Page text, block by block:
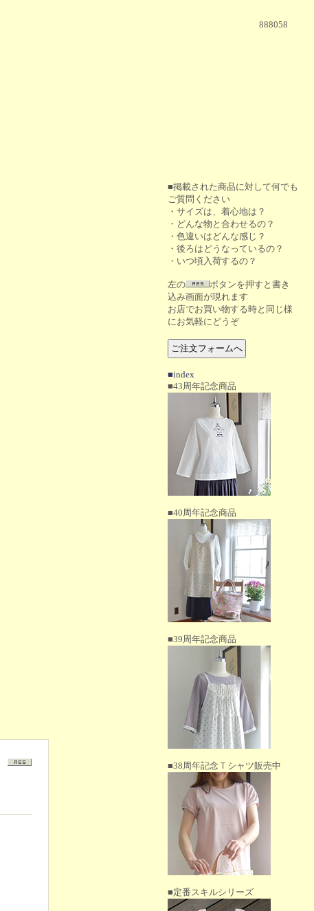
888058
■掲載された商品に対して何でも
ご質問ください
・サイズは、着心地は？
・どんな物と合わせるの？
・色違いはどんな感じ？
・後ろはどうなっているの？
・いつ頃入荷するの？
左の
ボタンを押すと書き
込み画面が現れます
お店でお買い物する時と同じ様
にお気軽にどうぞ
■index
■43周年記念商品
■40周年記念商品
■39周年記念商品
■38周年記念Ｔシャツ販売中
■定番スキルシリーズ